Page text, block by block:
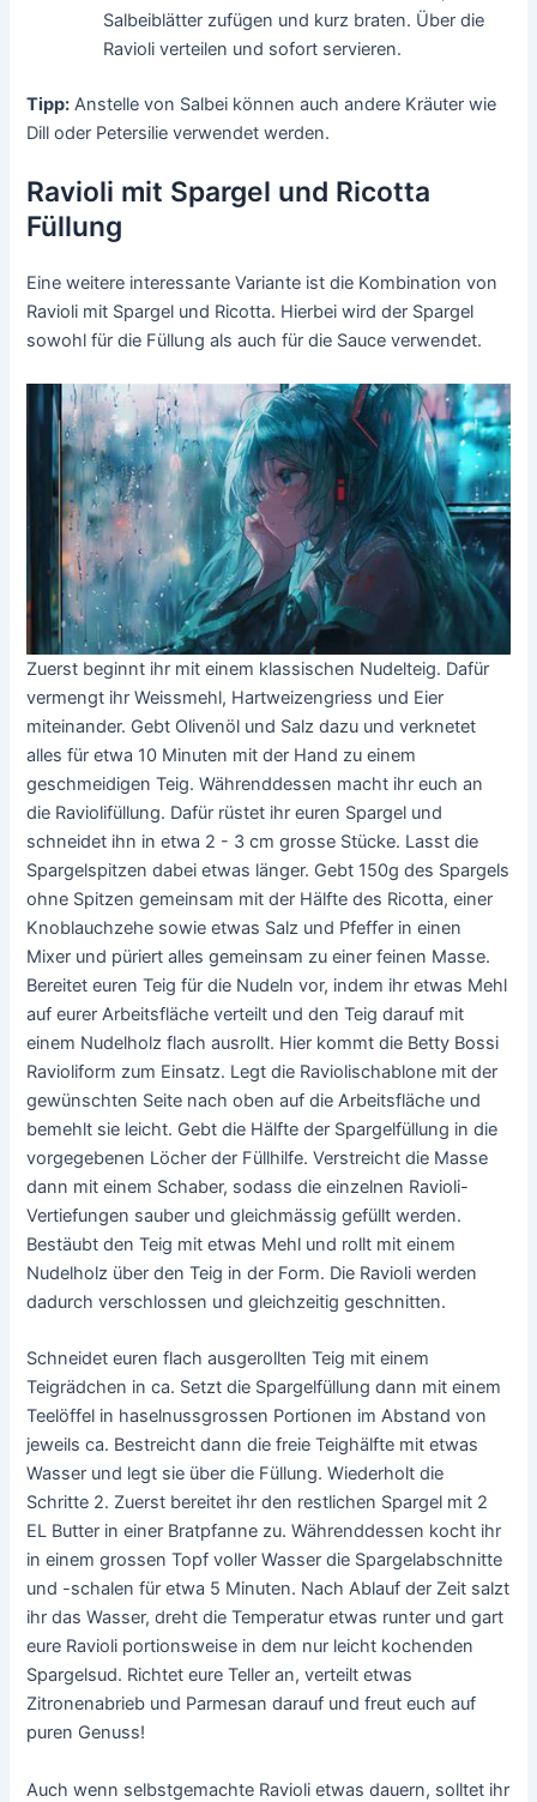
Salbeiblätter zufügen und kurz braten. Über die
Ravioli verteilen und sofort servieren.
Tipp: Anstelle von Salbei können auch andere Kräuter wie
Dill oder Petersilie verwendet werden.
Ravioli mit Spargel und Ricotta
Füllung
Eine weitere interessante Variante ist die Kombination von
Ravioli mit Spargel und Ricotta. Hierbei wird der Spargel
sowohl für die Füllung als auch für die Sauce verwendet.
Zuerst beginnt ihr mit einem klassischen Nudelteig. Dafür
vermengt ihr Weissmehl, Hartweizengriess und Eier
miteinander. Gebt Olivenöl und Salz dazu und verknetet
alles für etwa 10 Minuten mit der Hand zu einem
geschmeidigen Teig. Währenddessen macht ihr euch an
die Raviolifüllung. Dafür rüstet ihr euren Spargel und
schneidet ihn in etwa 2 - 3 cm grosse Stücke. Lasst die
Spargelspitzen dabei etwas länger. Gebt 150g des Spargels
ohne Spitzen gemeinsam mit der Hälfte des Ricotta, einer
Knoblauchzehe sowie etwas Salz und Pfeffer in einen
Mixer und püriert alles gemeinsam zu einer feinen Masse.
Bereitet euren Teig für die Nudeln vor, indem ihr etwas Mehl
auf eurer Arbeitsfläche verteilt und den Teig darauf mit
einem Nudelholz flach ausrollt. Hier kommt die Betty Bossi
Ravioliform zum Einsatz. Legt die Raviolischablone mit der
gewünschten Seite nach oben auf die Arbeitsfläche und
bemehlt sie leicht. Gebt die Hälfte der Spargelfüllung in die
vorgegebenen Löcher der Füllhilfe. Verstreicht die Masse
dann mit einem Schaber, sodass die einzelnen Ravioli-
Vertiefungen sauber und gleichmässig gefüllt werden.
Bestäubt den Teig mit etwas Mehl und rollt mit einem
Nudelholz über den Teig in der Form. Die Ravioli werden
dadurch verschlossen und gleichzeitig geschnitten.
Schneidet euren flach ausgerollten Teig mit einem
Teigrädchen in ca. Setzt die Spargelfüllung dann mit einem
Teelöffel in haselnussgrossen Portionen im Abstand von
jeweils ca. Bestreicht dann die freie Teighälfte mit etwas
Wasser und legt sie über die Füllung. Wiederholt die
Schritte 2. Zuerst bereitet ihr den restlichen Spargel mit 2
EL Butter in einer Bratpfanne zu. Währenddessen kocht ihr
in einem grossen Topf voller Wasser die Spargelabschnitte
und -schalen für etwa 5 Minuten. Nach Ablauf der Zeit salzt
ihr das Wasser, dreht die Temperatur etwas runter und gart
eure Ravioli portionsweise in dem nur leicht kochenden
Spargelsud. Richtet eure Teller an, verteilt etwas
Zitronenabrieb und Parmesan darauf und freut euch auf
puren Genuss!
Auch wenn selbstgemachte Ravioli etwas dauern, solltet ihr